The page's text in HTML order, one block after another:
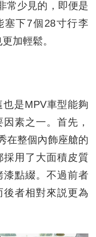
常少見的，即便是
塞下7個28寸行李
加輕鬆。
是MPV車型能夠
素之一。首先，
在整個內飾座艙的
採用了大面積皮質
漆點綴。不過前者
後者相對來説更為